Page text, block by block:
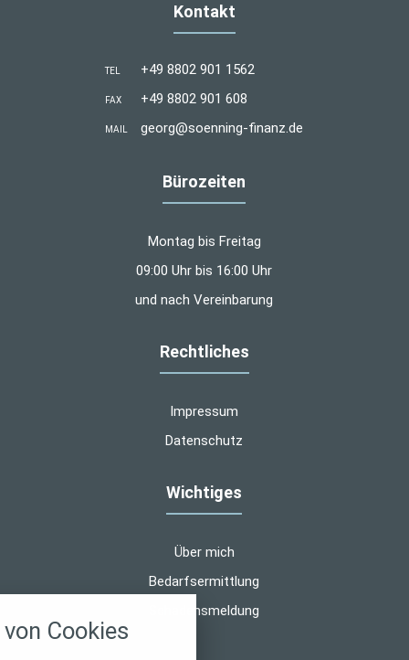
Kontakt
TEL +49 8802 901 1562
FAX +49 8802 901 608
MAIL georg@soenning-finanz.de
Bürozeiten
Montag bis Freitag
09:00 Uhr bis 16:00 Uhr
und nach Vereinbarung
Rechtliches
Impressum
Datenschutz
Wichtiges
Über mich
Bedarfsermittlung
Schadensmeldung
Cookies
alle verwendeten Cookies und